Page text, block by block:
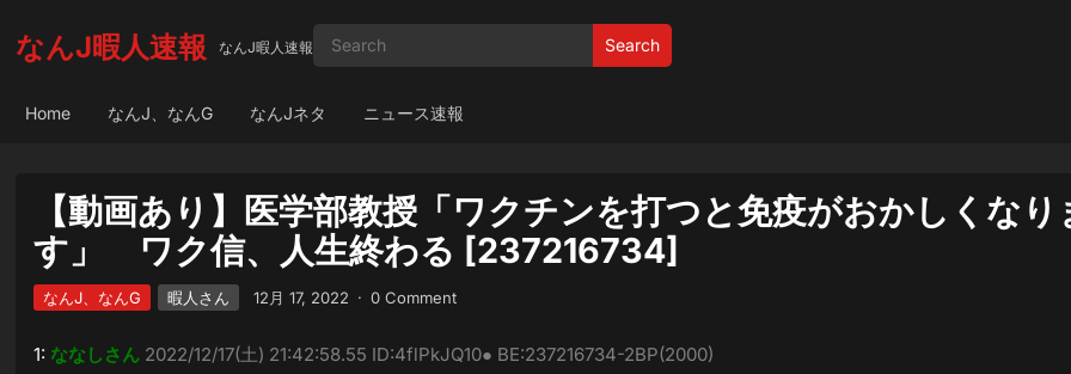
なんJ暇人速報 なんJ暇人速報 Search
Home なんJ、なんG なんJネタ ニュース速報
【動画あり】医学部教授「ワクチンを打つと免疫がおかしくなり
す」 ワク信、人生終わる [237216734]
なんJ、なんG 暇人さん 12月 17, 2022 · 0 Comment
1: ななしさん 2022/12/17(土) 21:42:58.55 ID:4flPkJQ10● BE:237216734-2BP(2000)